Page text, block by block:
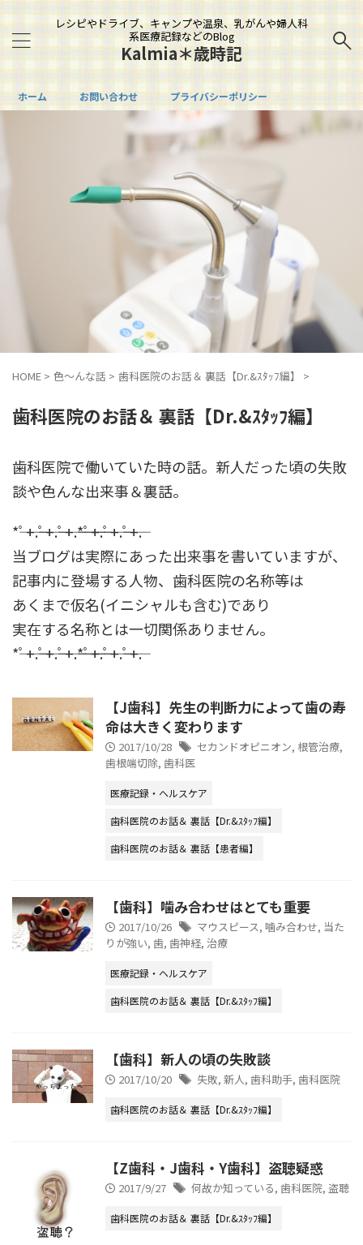
レシピやドライブ、キャンプや温泉、乳がんや婦人科
系医療記録などのBlog
Kalmia＊歳時記
ホーム お問い合わせ プライバシーポリシー
HOME > 色～んな話 > 歯科医院のお話＆ 裏話【Dr.&ｽﾀｯﾌ編】 >
歯科医院のお話＆ 裏話【Dr.&ｽﾀｯﾌ編】
歯科医院で働いていた時の話。新人だった頃の失敗
談や色んな出来事＆裏話。
*――ﾟ+.――ﾟ+.――ﾟ+.――*――ﾟ+.――ﾟ+.――ﾟ+.
当ブログは実際にあった出来事を書いていますが、
記事内に登場する人物、歯科医院の名称等は
あくまで仮名(イニシャルも含む)であり
実在する名称とは一切関係ありません。
*――ﾟ+.――ﾟ+.――ﾟ+.――*――ﾟ+.――ﾟ+.――ﾟ+.
【J歯科】先生の判断力によって歯の寿
命は大きく変わります
2017/10/28 セカンドオピニオン, 根管治療,
歯根端切除, 歯科医
医療記録・ヘルスケア
歯科医院のお話＆ 裏話【Dr.&ｽﾀｯﾌ編】
歯科医院のお話＆ 裏話【患者編】
【歯科】噛み合わせはとても重要
2017/10/26 マウスピース, 噛み合わせ, 当た
りが強い, 歯, 歯神経, 治療
医療記録・ヘルスケア
歯科医院のお話＆ 裏話【Dr.&ｽﾀｯﾌ編】
【歯科】新人の頃の失敗談
2017/10/20 失敗, 新人, 歯科助手, 歯科医院
歯科医院のお話＆ 裏話【Dr.&ｽﾀｯﾌ編】
【Z歯科・J歯科・Y歯科】盗聴疑惑
2017/9/27 何故か知っている, 歯科医院, 盗聴
歯科医院のお話＆ 裏話【Dr.&ｽﾀｯﾌ編】